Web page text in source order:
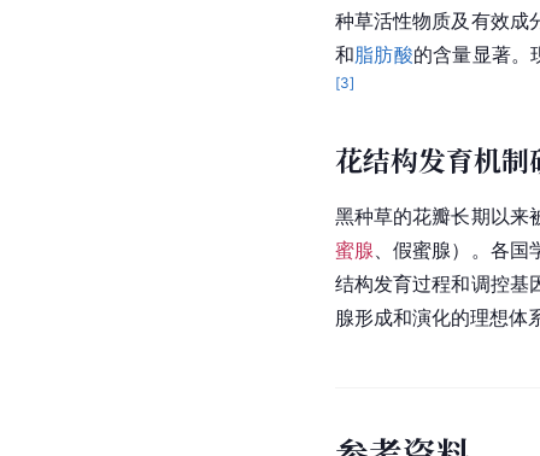
种草活性物质及 有效成
和脂肪酸的含量显著。
[3]
花结构发育机制
黑种草的花瓣长期以来
蜜腺 、假蜜腺）。各
结构发育过程和调控基
腺形成和演化的理想体